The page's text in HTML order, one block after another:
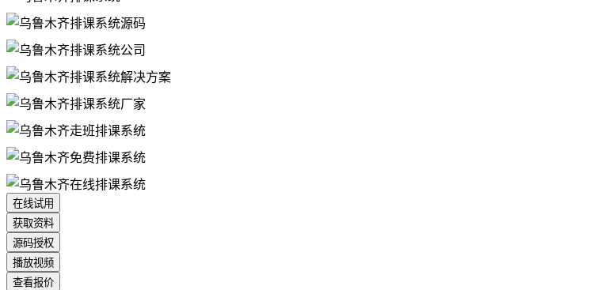
在线试用
获取资料
源码授权
播放视频
查看报价